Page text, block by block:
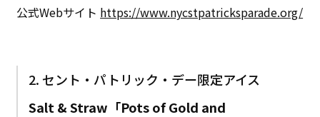
公式Webサイト https://www.nycstpatricksparade.org/
2. セント・パトリック・デー限定アイス
Salt & Straw「Pots of Gold and